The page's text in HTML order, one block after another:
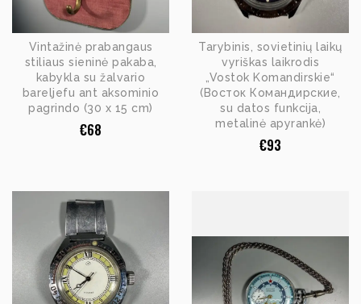
Vintažinė prabangaus
stiliaus sieninė pakaba,
kabykla su žalvario
bareljefu ant aksominio
pagrindo (30 x 15 cm)
€68
Tarybinis, sovietinių laikų
vyriškas laikrodis
„Vostok Komandirskie“
(Восток Командирские,
su datos funkcija,
metalinė apyrankė)
€93